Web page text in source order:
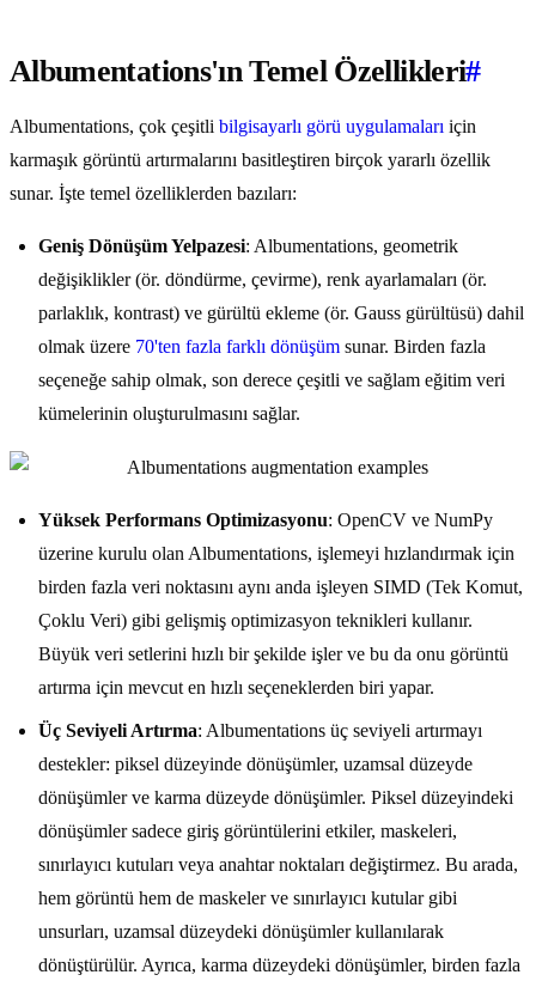
Albumentations'ın Temel Özellikleri#
Albumentations, çok çeşitli bilgisayarlı görü uygulamaları için
karmaşık görüntü artırmalarını basitleştiren birçok yararlı özellik
sunar. İşte temel özelliklerden bazıları:
Geniş Dönüşüm Yelpazesi: Albumentations, geometrik
değişiklikler (ör. döndürme, çevirme), renk ayarlamaları (ör.
parlaklık, kontrast) ve gürültü ekleme (ör. Gauss gürültüsü) dahil
olmak üzere 70'ten fazla farklı dönüşüm sunar. Birden fazla
seçeneğe sahip olmak, son derece çeşitli ve sağlam eğitim veri
kümelerinin oluşturulmasını sağlar.
Yüksek Performans Optimizasyonu: OpenCV ve NumPy
üzerine kurulu olan Albumentations, işlemeyi hızlandırmak için
birden fazla veri noktasını aynı anda işleyen SIMD (Tek Komut,
Çoklu Veri) gibi gelişmiş optimizasyon teknikleri kullanır.
Büyük veri setlerini hızlı bir şekilde işler ve bu da onu görüntü
artırma için mevcut en hızlı seçeneklerden biri yapar.
Üç Seviyeli Artırma: Albumentations üç seviyeli artırmayı
destekler: piksel düzeyinde dönüşümler, uzamsal düzeyde
dönüşümler ve karma düzeyde dönüşümler. Piksel düzeyindeki
dönüşümler sadece giriş görüntülerini etkiler, maskeleri,
sınırlayıcı kutuları veya anahtar noktaları değiştirmez. Bu arada,
hem görüntü hem de maskeler ve sınırlayıcı kutular gibi
unsurları, uzamsal düzeydeki dönüşümler kullanılarak
dönüştürülür. Ayrıca, karma düzeydeki dönüşümler, birden fazla